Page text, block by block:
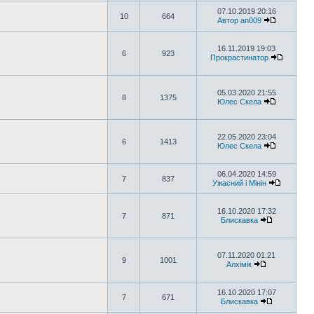
10 664
07.10.2019 20:16
Автор an009
6 923
16.11.2019 19:03
Прокрастинатор
8 1375
05.03.2020 21:55
Юлес Скела
6 1413
22.05.2020 23:04
Юлес Скела
7 837
06.04.2020 14:59
Ужасний і Мінін
7 871
16.10.2020 17:32
Блискавка
9 1001
07.11.2020 01:21
Алхімік
7 671
16.10.2020 17:07
Блискавка